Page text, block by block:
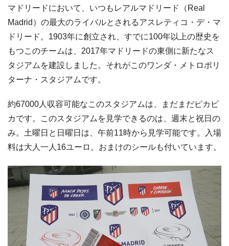
マドリードにおいて、いつもレアルマドリード（Real
Madrid）の最大のライバルとされるアスレティコ・デ・マ
ドリード。1903年に創立され、すでに100年以上の歴史を
もつこのチームは、2017年マドリードの東側に新たなス
タジアムを建設しました。それがこのワンダ・メトロポリ
ターナ・スタジアムです。
約67000人収容可能なこのスタジアムは、まだまだピカピ
カです。このスタジアムを見学できるのは、週末と祝日の
み。土曜日と日曜日は、午前11時から見学可能です。入場
料は大人一人16ユーロ。おまけのシールも付いています。